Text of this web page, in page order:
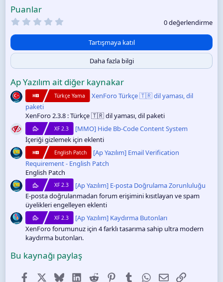
Puanlar
0
y
l
ı
z
0 değerlendirme
Tartışmaya katıl
Daha fazla bilgi
Ap Yazılım ait diğer kaynakar
Türkçe Yama
XenForo Türkçe 🇹🇷 dil yaması, dil
paketi
XenForo 2.3.8 : Türkçe 🇹🇷 dil yaması, dil paketi
XF 2.3
[MMO] Hide Bb-Code Content System
İçeriği gizlemek için eklenti
English Patch
[Ap Yazılım] Email Verification
Requirement - English Patch
English Patch
XF 2.3
[Ap Yazılım] E-posta Doğrulama Zorunluluğu
E-posta doğrulanmadan forum erişimini kısıtlayan ve spam
üyelikleri engelleyen eklenti
XF 2.3
[Ap Yazılım] Kaydırma Butonları
XenForo forumunuz için 4 farklı tasarıma sahip ultra modern
kaydırma butonları.
Bu kaynağı paylaş
FacebookX (Twitter)
BlueskyLinkedIn
Reddit PinterestTumblr WhatsApp
E-postaLink